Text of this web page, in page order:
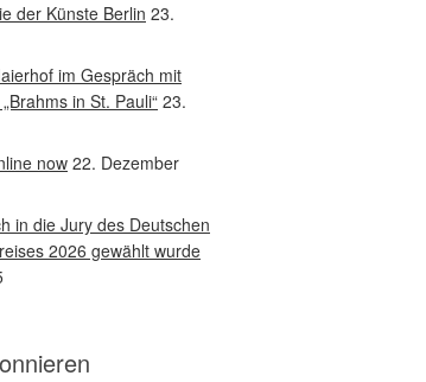
der Künste Berlin 23.
im Gespräch mit
„Brahms in St. Pauli“23.
now 22. Dezember
in die Jury des Deutschen
2026 gewählt wurde